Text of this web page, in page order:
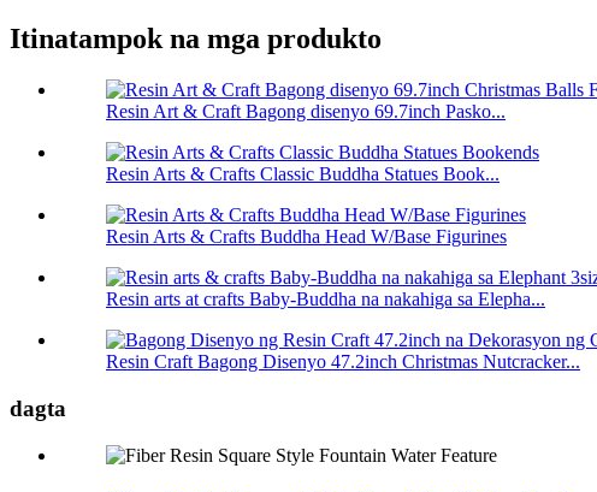
Itinatampok na mga produkto
Resin Art & Craft Bagong disenyo 69.7inch Pasko...
Resin Arts & Crafts Classic Buddha Statues Book...
Resin Arts & Crafts Buddha Head W/Base Figurines
Resin arts at crafts Baby-Buddha na nakahiga sa Elepha...
Resin Craft Bagong Disenyo 47.2inch Christmas Nutcracker...
dagta